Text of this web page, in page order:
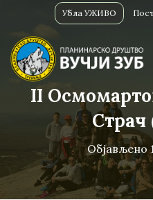
Убла УЖИВО
II
Објављено